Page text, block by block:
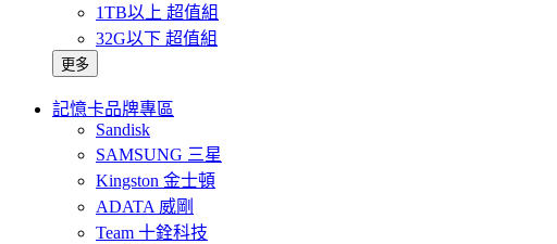
1TB以上 超值組
32G以下 超值組
更多
記憶卡品牌專區
Sandisk
SAMSUNG 三星
Kingston 金士頓
ADATA 威剛
Team 十銓科技